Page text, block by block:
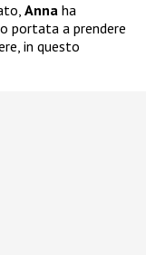
Anna ha
portata a prendere
in questo